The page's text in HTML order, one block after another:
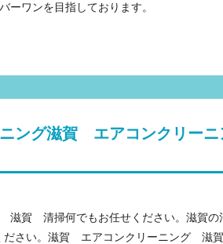
ワンを目指しております。
ニング滋賀 エアコンクリー
滋賀 清掃何でもお任せください。滋賀
ださい。滋賀 エアコンクリーニング